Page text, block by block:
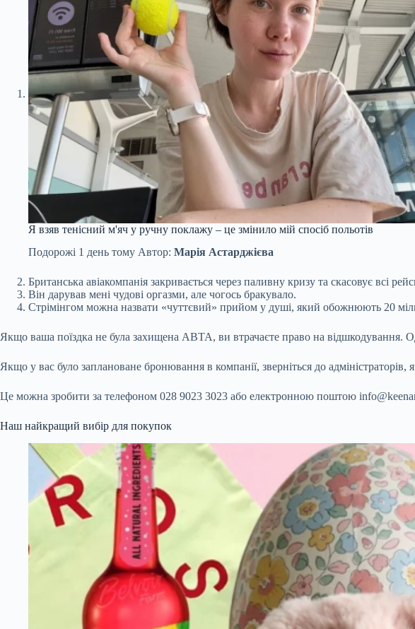
Я взяв тенісний м'яч у ручну поклажу – це змінило мій спосіб польотів
Подорожі 1 день тому Автор: Марія Астарджієва
Британська авіакомпанія закривається через паливну кризу та скасовує всі
Він дарував мені чудові оргазми, але чогось бракувало.
Стрімінгом можна назвати «чуттєвий» прийом у душі, який обожнюють 20
Якщо ваша поїздка не була захищена ABTA, ви втрачаєте право на відшкодування.
Якщо у вас було заплановане бронювання в компанії, зверніться до адміністраторів,
Це можна зробити за телефоном 028 9023 3023 або електронною поштою
Наш найкращий вибір для покупок